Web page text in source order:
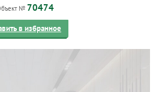
№ 70474
в избранное